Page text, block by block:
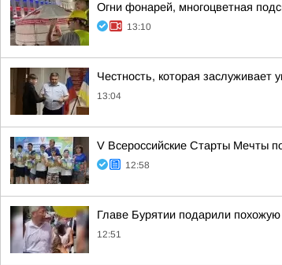
Огни фонарей, многоцветная
13:10
Честность, которая заслуживает
13:04
V Всероссийские Старты Мечты
12:58
Главе Бурятии подарили похожую
12:51